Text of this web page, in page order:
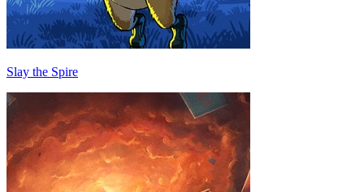
Slay the Spire